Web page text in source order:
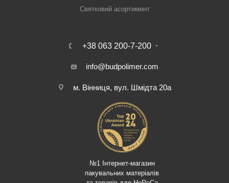
Святковий асортимент
+38 063 200-7-200
info@budpolimer.com
м. Вінниця, вул. Шмідта 20а
№1 Інтернет-магазин
пакувальних матеріалів